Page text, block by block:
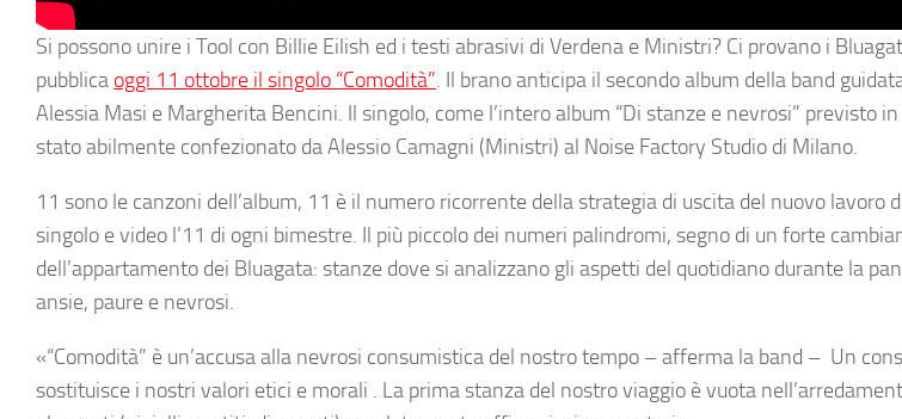
Si possono unire i Tool con Billie Eilish ed i testi abrasivi di Verdena e Ministri? Ci provano i
pubblica oggi 11 ottobre il singolo “Comodità”. Il brano anticipa il secondo album della band
Alessia Masi e Margherita Bencini. Il singolo, come l’intero album “Di stanze e nevrosi” previsto
stato abilmente confezionato daAlessio Camagni (Ministri) al Noise Factory Studio di Milano.
11 sono le canzoni dell’album, 11 è il numero ricorrente della strategia di uscita del nuovo lavoro
singolo e video l’11 di ogni bimestre. Il più piccolo dei numeri palindromi, segno di un forte
dell’appartamento dei Bluagata: stanze dove si analizzano gli aspetti del quotidiano durante la
ansie, paure e nevrosi.
«“Comodità” è un’accusa alla nevrosi consumistica del nostro tempo – afferma la band – Un
sostituisce i nostri valori etici e morali . La prima stanza del nostro viaggio è vuota